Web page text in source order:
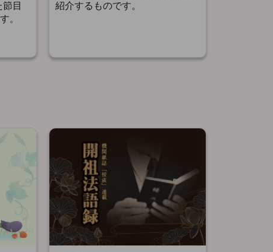
目
。
紹介するものです。